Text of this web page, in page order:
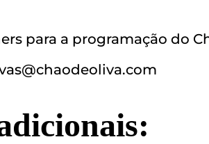
para a programação do